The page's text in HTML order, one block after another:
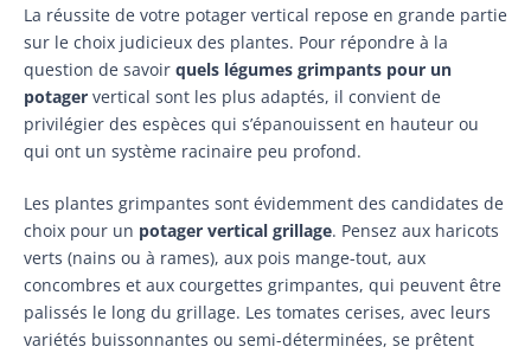
La réussite de votre potager vertical repose en grande partie
sur le choix judicieux des plantes. Pour répondre à la
question de savoir quels légumes grimpants pour un
potager vertical sont les plus adaptés, il convient de
privilégier des espèces qui s’épanouissent en hauteur ou
qui ont un système racinaire peu profond.
Les plantes grimpantes sont évidemment des candidates de
choix pour un potager vertical grillage. Pensez aux haricots
verts (nains ou à rames), aux pois mange-tout, aux
concombres et aux courgettes grimpantes, qui peuvent être
palissés le long du grillage. Les tomates cerises, avec leurs
variétés buissonnantes ou semi-déterminées, se prêtent